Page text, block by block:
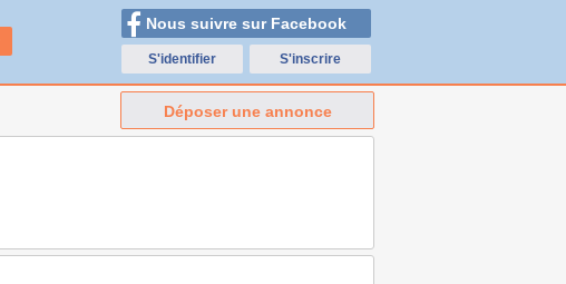
Nous suivre sur Facebook
S'identifier S'inscrire
Déposer une annonce